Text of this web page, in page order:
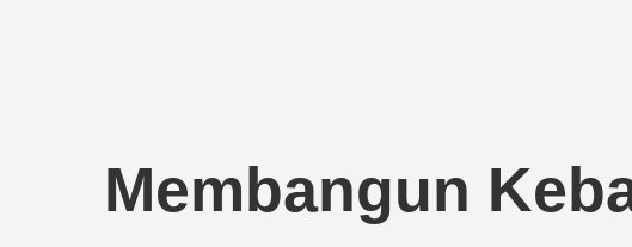
Membangun